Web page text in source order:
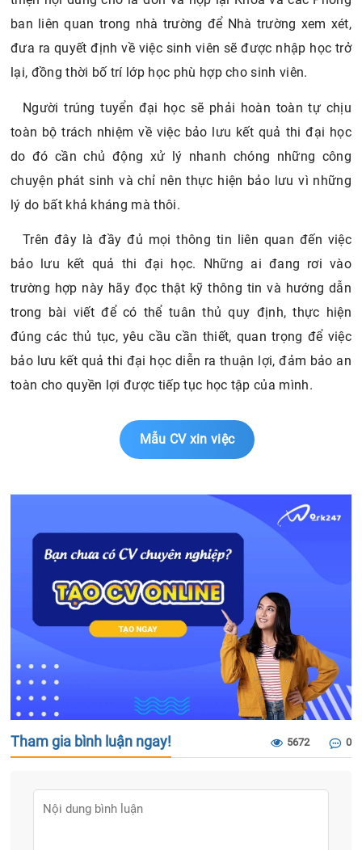
ban liên quan trong nhà trường để Nhà trường xem xét,
đưa ra quyết định về việc sinh viên sẽ được nhập học trở
lại, đồng thời bố trí lớp học phù hợp cho sinh viên.
Người trúng tuyển đại học sẽ phải hoàn toàn tự chịu
toàn bộ trách nhiệm về việc bảo lưu kết quả thi đại học
do đó cần chủ động xử lý nhanh chóng những công
chuyện phát sinh và chỉ nên thực hiện bảo lưu vì những
lý do bất khả kháng mà thôi.
Trên đây là đầy đủ mọi thông tin liên quan đến việc
bảo lưu kết quả thi đại học. Những ai đang rơi vào
trường hợp này hãy đọc thật kỹ thông tin và hướng dẫn
trong bài viết để có thể tuân thủ quy định, thực hiện
đúng các thủ tục, yêu cầu cần thiết, quan trọng để việc
bảo lưu kết quả thi đại học diễn ra thuận lợi, đảm bảo an
toàn cho quyền lợi được tiếp tục học tập của mình.
Mẫu CV xin việc
Tham gia bình luận ngay! 5672 0